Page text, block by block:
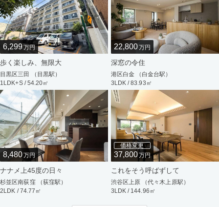
6,299万円
歩く楽しみ、無限大
目黒区三田 （目黒駅）
1LDK+S / 54.20㎡
22,800万円
深窓の令住
港区白金 （白金台駅）
3LDK / 83.93㎡
8,480万円
ナナメ上45度の日々
杉並区南荻窪 （荻窪駅）
2LDK / 74.77㎡
価格変更
37,800万円
これをそう呼ばずして
渋谷区上原 （代々木上原駅）
3LDK / 144.96㎡